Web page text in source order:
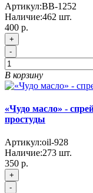
Артикул:BB-1252
Наличие:462 шт.
400 р.
+
-
В корзину
«Чудо масло» -
простуды
Артикул:oil-928
Наличие:273 шт.
350 р.
+
-